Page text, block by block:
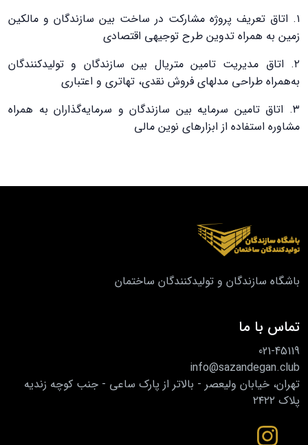
۱. اتاق تعریف پروژه مشارکت در ساخت بین سازندگان و مالکین
زمین به همراه تدوین طرح توجیهی اقتصادی
۲. اتاق مدیریت تامین متریال بین سازندگان و تولیدکنندگان
به‌همراه طراحی مدلهای فروش نقدی، تهاتری و اعتباری
۳. اتاق تامین سرمایه بین سازندگان و سرمايه‌گذاران به همراه
مشاوره استفاده از ابزارهای نوین مالی
باشگاه سازندگان و تولیدکنندگان ساختمان
تماس با ما
021-45119
info@sazandegan.club
تهران، خیابان ولیعصر - بالاتر از پارک ساعی - جنب کوچه زندیه
پلاک ۲۴۲۲